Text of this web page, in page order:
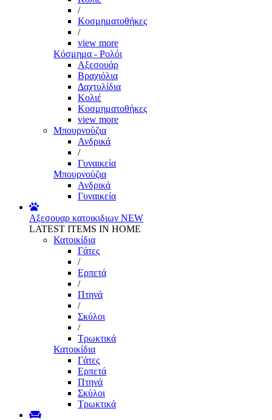
/
Κοσμηματοθήκες
/
view more
Κόσμημα - Ρολόι
Αξεσουάρ
Βραχιόλια
Δαχτυλίδια
Κολιέ
Κοσμηματοθήκες
view more
Μπουρνούζια
Ανδρικά
/
Γυναικεία
Μπουρνούζια
Ανδρικά
Γυναικεία
Αξεσουαρ κατοικιδιων NEW
LATEST ITEMS IN HOME
Κατοικίδια
Γάτες
/
Ερπετά
/
Πτηνά
/
Σκύλοι
/
Τρωκτικά
Κατοικίδια
Γάτες
Ερπετά
Πτηνά
Σκύλοι
Τρωκτικά